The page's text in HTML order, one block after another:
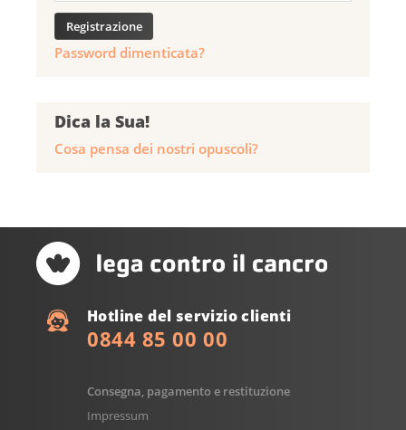
Password dimenticata?
Dica la Sua!
Cosa pensa dei nostri opuscoli?
Hotline del servizio clienti
0844 85 00 00
Consegna, pagamento e restituzione
Impressum